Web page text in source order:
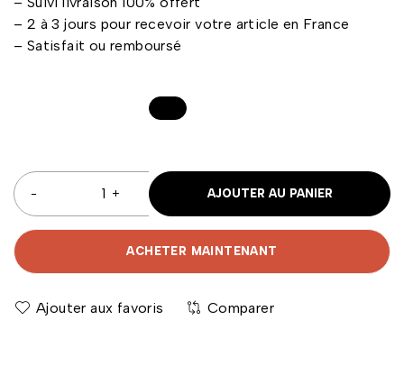
– 2 à 3 jours pour recevoir votre article en France
– Satisfait ou remboursé
AJOUTER AU PANIER
ACHETER MAINTENANT
Comparer